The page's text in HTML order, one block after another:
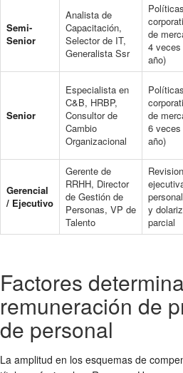
Semi-
Senior
Analista de
Capacitación,
Selector de IT,
Generalista Ssr
Políticas
de
4 veces
año)
Senior
Especialista en
C&B, HRBP,
Consultor de
Cambio
Organizacional
Políticas
de
6 veces
año)
Gerencial
/ Ejecutivo
Gerente de
RRHH, Director
de Gestión de
Personas, VP de
Talento
y
parcial
Factores
remuneración de
de personal
La amplitud en los esquemas de